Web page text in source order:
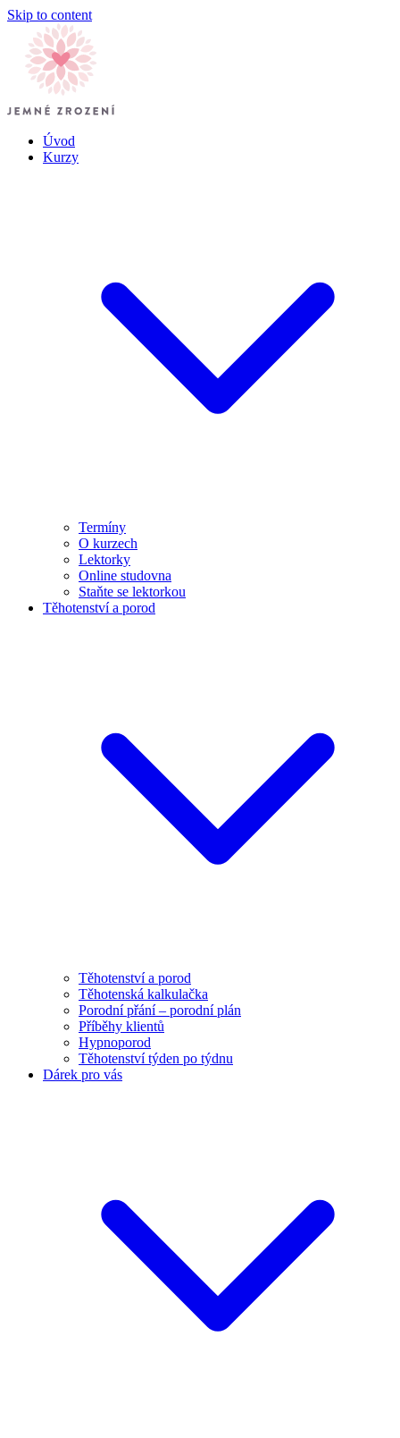
Skip to content
Úvod
Kurzy
Termíny
O kurzech
Lektorky
Online studovna
Staňte se lektorkou
Těhotenství a porod
Těhotenství a porod
Těhotenská kalkulačka
Porodní přání – porodní plán
Příběhy klientů
Hypnoporod
Těhotenství týden po týdnu
Dárek pro vás